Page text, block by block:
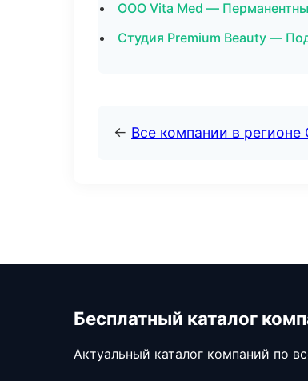
ООО Vita Med —
Студия Premium Beauty —
← Все компании в
Бесплатный каталог
Актуальный каталог компаний по